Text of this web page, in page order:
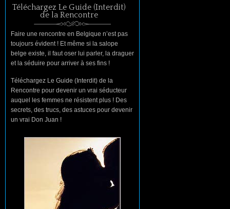
Téléchargez Le Guide (Interdit)
de la Rencontre
Faire une rencontre en Belgique n’est pas
toujours évident ! Et même si la salope
belge existe, il faut oser lui parler, la draguer
et la séduire pour arriver à ses fins !
Téléchargez Le Guide (Interdit) de la
Rencontre pour devenir un vrai séducteur
auquel les femmes ne résistent plus ! Des
secrets, des trucs, des astuces pour devenir
un vrai Don Juan !